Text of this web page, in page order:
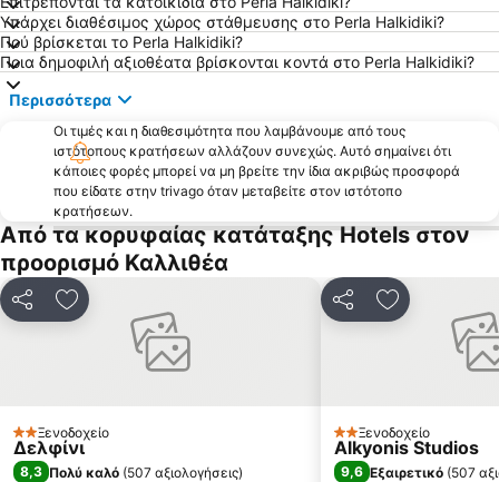
'Ορμος Παναγιάς
Λιμάνι Όρμος Παναγίας
Ψακούδια
Σίβηρη
Λιμάνι Πυργαδίκια
Χανιώτης
Φούρκα
Ποσείδι
Ελαιώνας
Μαρίνα Πόρτο Καρράς
Σάνη
Κρυοπηγή
Καραγάτσια
αθυτος
Παραδείσος
Παραδοσιακός οικισμός Νικήτης
Παραλία της Αφύτου
Ποτίδαια
Πλατανίτσι
Υπάρχει διαθέσιμος χώρος στάθμευσης στο Perla Halkidiki?
Πού βρίσκεται το Perla Halkidiki?
Ποια δημοφιλή αξιοθέατα βρίσκονται κοντά στο Perla Halkidiki?
Περισσότερα
Οι τιμές και η διαθεσιμότητα που λαμβάνουμε από τους
ιστότοπους κρατήσεων αλλάζουν συνεχώς. Αυτό σημαίνει ότι
κάποιες φορές μπορεί να μη βρείτε την ίδια ακριβώς προσφορά
που είδατε στην trivago όταν μεταβείτε στον ιστότοπο
κρατήσεων.
Από τα κορυφαίας κατάταξης Hotels στον
προορισμό Καλλιθέα
ΚοινοποίησηΠροσθήκη στα αγαπημένα
2 Αστέρια
Ξενοδοχείο
Δελφίνι
8,3 Πολύ καλό (507 αξιολογήσεις)
ΚοινοποίησηΠροσθήκη
2 Αστέρια
Ξενοδοχείο
Alkyonis Studios
9,6 Εξαιρετικό (507